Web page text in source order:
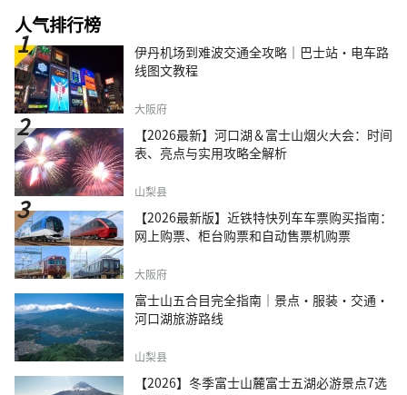
人气排行榜
伊丹机场到难波交通全攻略｜巴士站・电车路
线图文教程
大阪府
【2026最新】河口湖＆富士山烟火大会：时间
表、亮点与实用攻略全解析
山梨县
【2026最新版】近铁特快列车车票购买指南：
网上购票、柜台购票和自动售票机购票
大阪府
富士山五合目完全指南｜景点·服装·交通·
河口湖旅游路线
山梨县
【2026】冬季富士山麓富士五湖必游景点7选